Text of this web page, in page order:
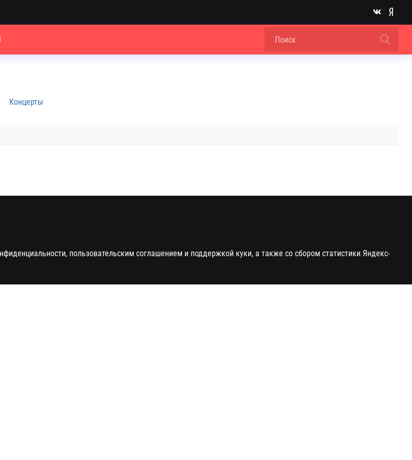
Концерты
пользовательским соглашением и поддержкой куки, а также со сбором статистики Яндекс-